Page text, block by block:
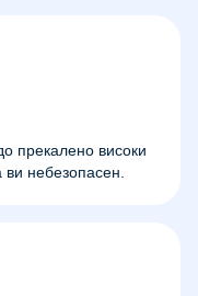
прекалено високи
ви небезопасен.